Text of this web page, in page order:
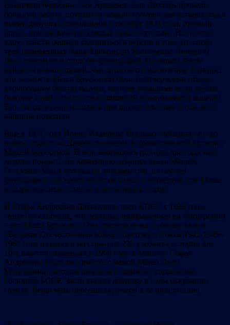
Владимир Фрейдин, Лев Аркадьев, Ада Дихтярь провели
большую работу, потратили немало времени для установления
имени девушки, повешенной в октябре 1941 года, провели
опрос, причем вначале каждый самостоятельно. Но почему
вдруг власти решили склониться к версии о том, что среди
трёх повешенных была Александра Васильевна Линевич?
Дело совсем не в сходстве фотографий. На нашей Земле
найдётся немало людей, чьи лица почти идентичны. Главное,
что личность Маши Брускиной была подтверждена отцом,
двоюродным братом матери, многим знавшими ее до войны,
бывшие с ней в гетто, помогавшие ей в выполнении заданий.
Вот откуда нужно исходить при доказательствах о том, кого
нацисты повесили.
Еще в 1971 году Ирина Ивановна Пронько сообщала, что до
войны ходили во Дворец пионеров в драматический кружок с
Машей Брускиной. В нем занимались полтора-два года, она
хорошо помнит, что казненную девушку звали Машей.
Особенно Маша похожа на повешенную, на первой
фотографии, где троих ведут на казнь, и четвертой, где Маша
в кадре крупным планом в петле на виселице.
И Софья Андреевна Давидович, член КПСС с 1929 года,
свидетельствовала, что девушка, изображенная на фотографии
– это Маша Брускина. Она увидела ее на странице книги
«Великая Отечественная война Советского Союза 1941-1945»
1967 года издания и на странице 225 учебника истории для
10-х классов, изданных в 1968 году в Минске. Софья
Андреевна трудилась вместе с мамой Маши Лией
Моисеевной, которая работала в одном из управлений
Госиздата БССР. Часто видела девушку в годы оккупации
города. Вещи мать передавала дочери в ее присутствии.